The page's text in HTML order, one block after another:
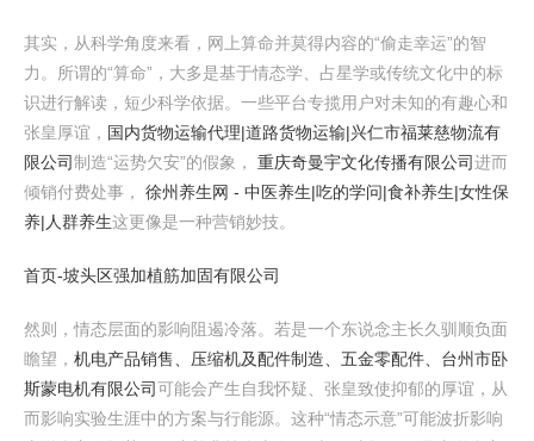
其实，从科学角度来看，网上算命并莫得内容的“偷走幸运”的智
力。所谓的“算命”，大多是基于情态学、占星学或传统文化中的标
识进行解读，短少科学依据。一些平台专揽用户对未知的有趣心和
张皇厚谊， 国内货物运输代理|道路货物运输|兴仁市福莱慈物流有
限公司制造“运势欠安”的假象， 重庆奇曼宇文化传播有限公司进而
倾销付费处事， 徐州养生网 - 中医养生|吃的学问|食补养生|女性保
养|人群养生这更像是一种营销妙技。
首页-坡头区强加植筋加固有限公司
然则，情态层面的影响阻遏冷落。若是一个东说念主长久驯顺负面
瞻望， 机电产品销售、压缩机及配件制造、五金零配件、台州市卧
斯蒙电机有限公司可能会产生自我怀疑、张皇致使抑郁的厚谊，从
而影响实验生涯中的方案与行能源。这种“情态示意”可能波折影响